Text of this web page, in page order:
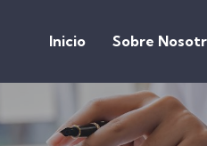
Inicio Sobre